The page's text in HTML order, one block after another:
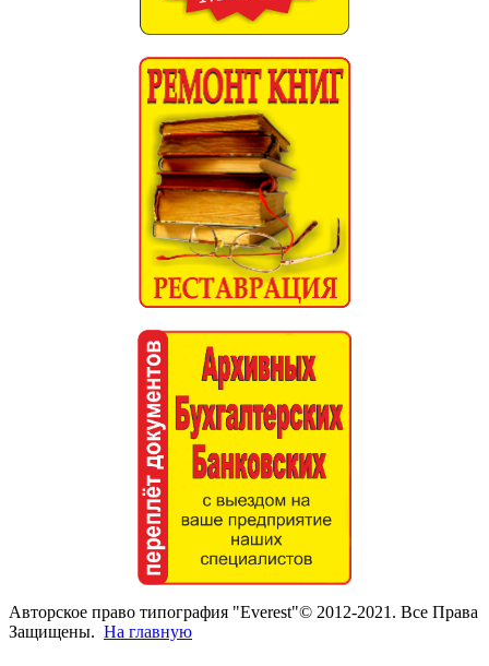
Авторское право типография "Everest"© 2012-2021. Все Права
Защищены. На главную